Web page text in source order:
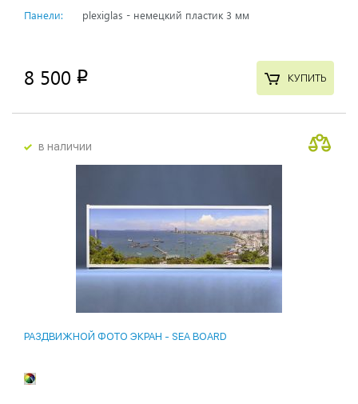
Панели:
plexiglas - немецкий пластик 3 мм
8 500 p КУПИТЬ
в наличии
РАЗДВИЖНОЙ ФОТО ЭКРАН - SEA BOARD